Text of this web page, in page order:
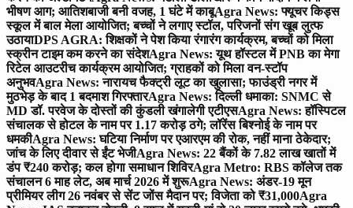
भीषण आग; आतिशबाजी बनी वजह, 1 घंटे में काबूAgra News: फ्यूचर किड्स
स्कूल में बाल मेला आयोजित; बच्चों ने लगाए स्टॉल, परिजनों संग खूब लुत्फ
उठायाDPS AGRA: शिक्षकों ने पेश किया रंगारंग कार्यक्रम, बच्चों को मिला
स्क्रीन टाइम कम करने का संदेशAgra News: यूथ हॉस्टल में PNB का मेगा
रिटेल आउटरीच कार्यक्रम आयोजित; ग्राहकों को मिला वन-स्टॉप
अनुभवAgra News: नारायच फैक्ट्री लूट का खुलासा; फाउंड्री नगर में
मुठभेड़ के बाद 1 बदमाश गिरफ्तारAgra News: दिल्ली धमाका: SNMC से
MD डॉ. परवेज के दोस्तों की कुंडली खंगालेगी एटीएसAgra News: हॉस्पिटल
संचालक से होटल के नाम पर 1.17 करोड़ ठगे; लॉरेंस बिश्नोई के नाम पर
धमकीAgra News: घटिया निर्माण पर एआरएम की रोक, नहीं माना ठेकेदार;
जांच के लिए दीवार से ईंट भेजीAgra News: 22 बैंकों के 7.82 लाख खातों में
डंप ₹240 करोड़; कल होगा समाधान शिविरAgra Metro: RBS कॉलेज तक
संचालन 6 माह लेट, अब मार्च 2026 में शुरूAgra News: अंडर-19 मून
प्रीमियर लीग 26 नवंबर से सेंट जोंस मैदान पर; विजेता को ₹31,000Agra